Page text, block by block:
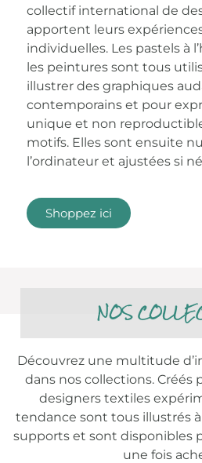
collectif international de
apportent leurs
individuelles. Les pastels à
les peintures sont tous
illustrer des graphiques
contemporains et pour
unique et non
motifs. Elles sont ensuite
l’ordinateur et ajustées si
Shoppez ici
NOS
Découvrez une multitude
dans nos collections. Créés
designers textiles
tendance sont tous illustrés
supports et sont disponibles
une fois